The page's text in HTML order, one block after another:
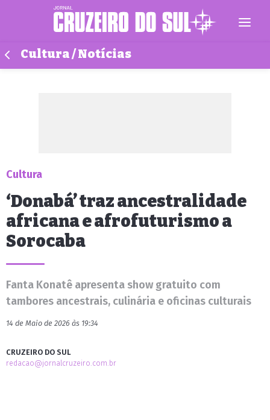
Cultura / Notícias
Cultura
‘Donabá’ traz ancestralidade
africana e afrofuturismo a
Sorocaba
Fanta Konatê apresenta show gratuito com
tambores ancestrais, culinária e oficinas culturais
14 de Maio de 2026 às 19:34
CRUZEIRO DO SUL
redacao@jornalcruzeiro.com.br